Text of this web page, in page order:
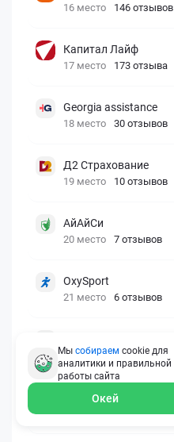
16 место 146 отзывов
Капитал Лайф
17 место 173 отзыва
Georgia assistance
18 место 30 отзывов
Д2 Страхование
19 место 10 отзывов
АйАйСи
20 место 7 отзывов
OxySport
21 место 6 отзывов
22 место 2 отзыва
Oxy Travel Premium
23 место 1 отзыв
Мы собираем cookie для
аналитики и правильной
работы сайта
Окей